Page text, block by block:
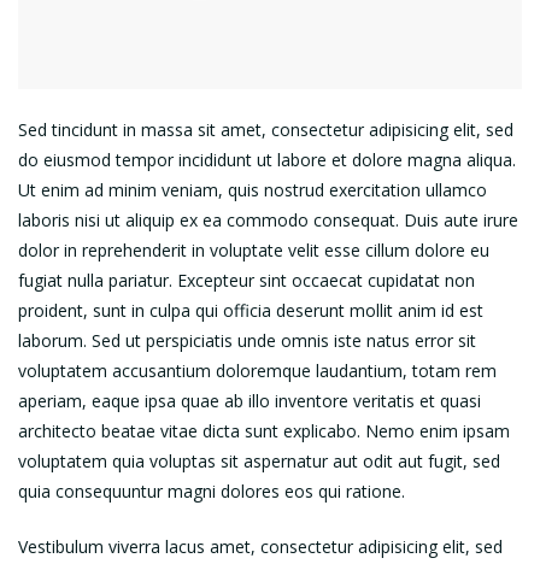
Sed tincidunt in massa sit amet, consectetur adipisicing elit, sed
do eiusmod tempor incididunt ut labore et dolore magna aliqua.
Ut enim ad minim veniam, quis nostrud exercitation ullamco
laboris nisi ut aliquip ex ea commodo consequat. Duis aute irure
dolor in reprehenderit in voluptate velit esse cillum dolore eu
fugiat nulla pariatur. Excepteur sint occaecat cupidatat non
proident, sunt in culpa qui officia deserunt mollit anim id est
laborum. Sed ut perspiciatis unde omnis iste natus error sit
voluptatem accusantium doloremque laudantium, totam rem
aperiam, eaque ipsa quae ab illo inventore veritatis et quasi
architecto beatae vitae dicta sunt explicabo. Nemo enim ipsam
voluptatem quia voluptas sit aspernatur aut odit aut fugit, sed
quia consequuntur magni dolores eos qui ratione.
Vestibulum viverra lacus amet, consectetur adipisicing elit, sed